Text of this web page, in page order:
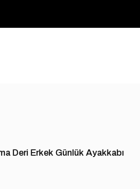
Deri Erkek Günlük Ayakkabı